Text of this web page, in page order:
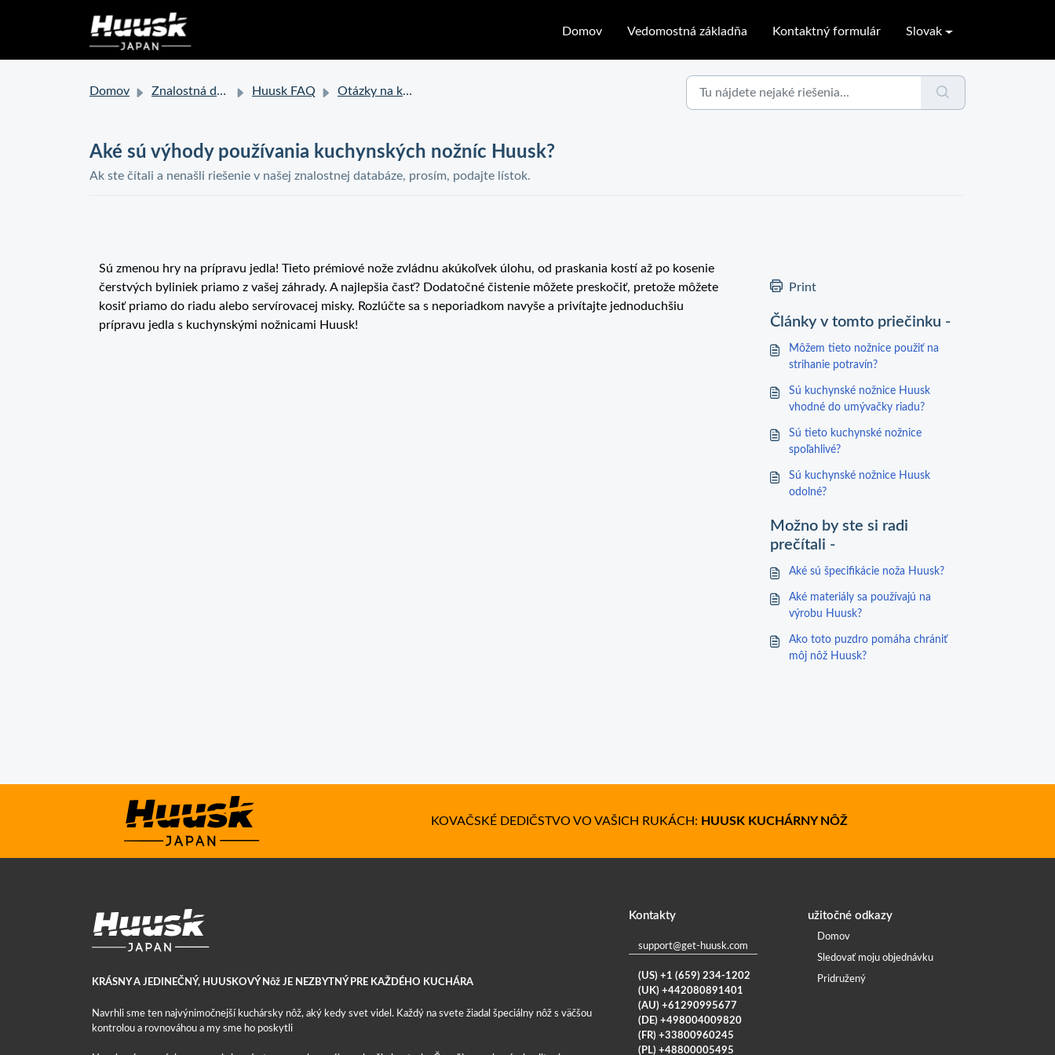
Domov Vedomostná základňa Kontaktný formulár Slovak
Domov Znalostná databáza Huusk FAQ Otázky na kuchynské nožnice Huusk
Aké sú výhody používania kuchynských nožníc Huusk?
Ak ste čítali a nenašli riešenie v našej znalostnej databáze, prosím, podajte lístok.
Sú zmenou hry na prípravu jedla! Tieto prémiové nože zvládnu akúkoľvek úlohu, od praskania kostí až po kosenie
čerstvých byliniek priamo z vašej záhrady. A najlepšia časť? Dodatočné čistenie môžete preskočiť, pretože môžete
kosiť priamo do riadu alebo servírovacej misky. Rozlúčte sa s neporiadkom navyše a privítajte jednoduchšiu
prípravu jedla s kuchynskými nožnicami Huusk!
Print
Články v tomto priečinku -
Môžem tieto nožnice použiť na
strihanie potravín?
Sú kuchynské nožnice Huusk
vhodné do umývačky riadu?
Sú tieto kuchynské nožnice
spoľahlivé?
Sú kuchynské nožnice Huusk
odolné?
Možno by ste si radi
prečítali -
Aké sú špecifikácie noža Huusk?
Aké materiály sa používajú na
výrobu Huusk?
Ako toto puzdro pomáha chrániť
môj nôž Huusk?
KOVAČSKÉ DEDIČSTVO VO VAŠICH RUKÁCH: HUUSK KUCHÁRNY NÔŽ
KRÁSNY A JEDINEČNÝ, HUUSKOVÝ Nôž JE NEZBYTNÝ PRE KAŽDÉHO KUCHÁRA
Navrhli sme ten najvýnimočnejší kuchársky nôž, aký kedy svet videl. Každý na svete žiadal špeciálny nôž s väčšou
kontrolou a rovnováhou a my sme ho poskytli
Kontakty
support@get-huusk.com
(US) +1 (659) 234-1202
(UK) +442080891401
(AU) +61290995677
(DE) +498004009820
(FR) +33800960245
(PL) +48800005495
užitočné odkazy
Domov
Sledovať moju objednávku
Pridružený